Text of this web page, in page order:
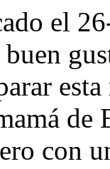
el
de
con